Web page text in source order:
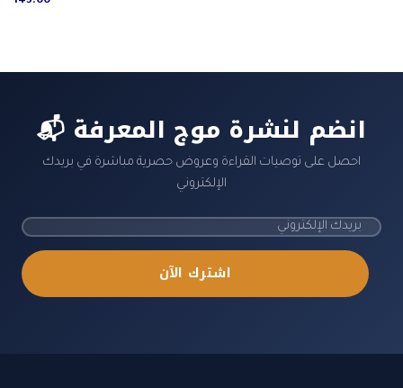
📬 انضم لنشرة موج المعرفة
احصل على توصيات القراءة وعروض حصرية مباشرة في بريدك
الإلكتروني
اشترك الآن